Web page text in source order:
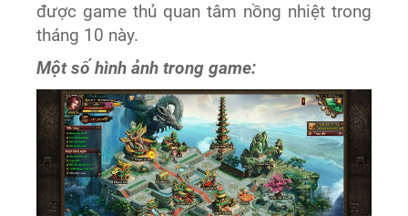
được game thủ quan tâm nồng nhiệt trong
tháng 10 này.
Một số hình ảnh trong game: